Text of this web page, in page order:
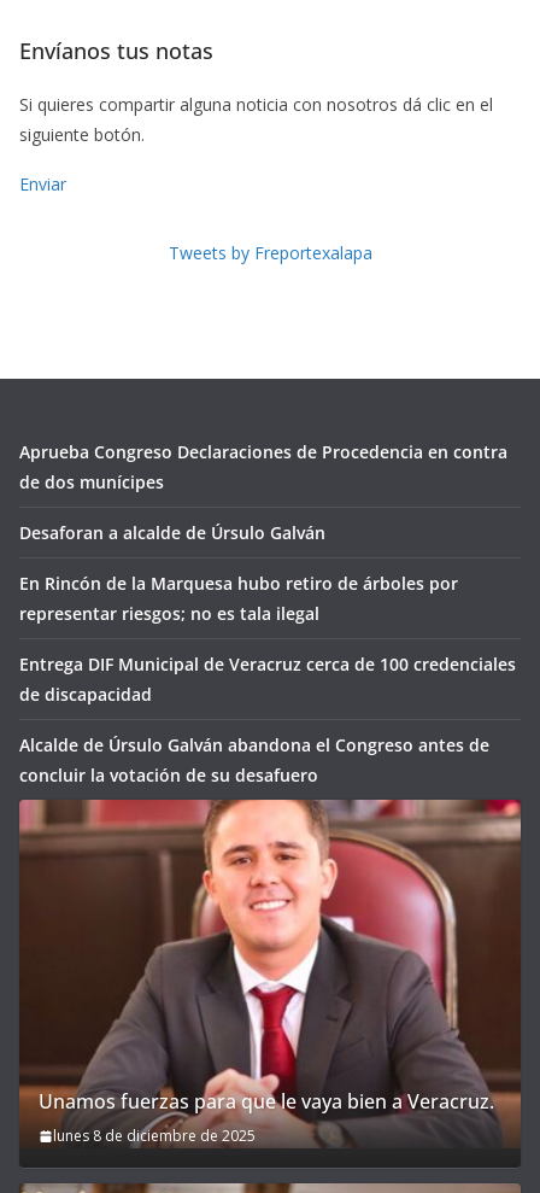
Envíanos tus notas
Si quieres compartir alguna noticia con nosotros dá clic en el
siguiente botón.
Enviar
Tweets by Freportexalapa
Aprueba Congreso Declaraciones de Procedencia en contra
de dos munícipes
Desaforan a alcalde de Úrsulo Galván
En Rincón de la Marquesa hubo retiro de árboles por
representar riesgos; no es tala ilegal
Entrega DIF Municipal de Veracruz cerca de 100 credenciales
de discapacidad
Alcalde de Úrsulo Galván abandona el Congreso antes de
concluir la votación de su desafuero
Unamos fuerzas para que le vaya bien a Veracruz.
lunes 8 de diciembre de 2025